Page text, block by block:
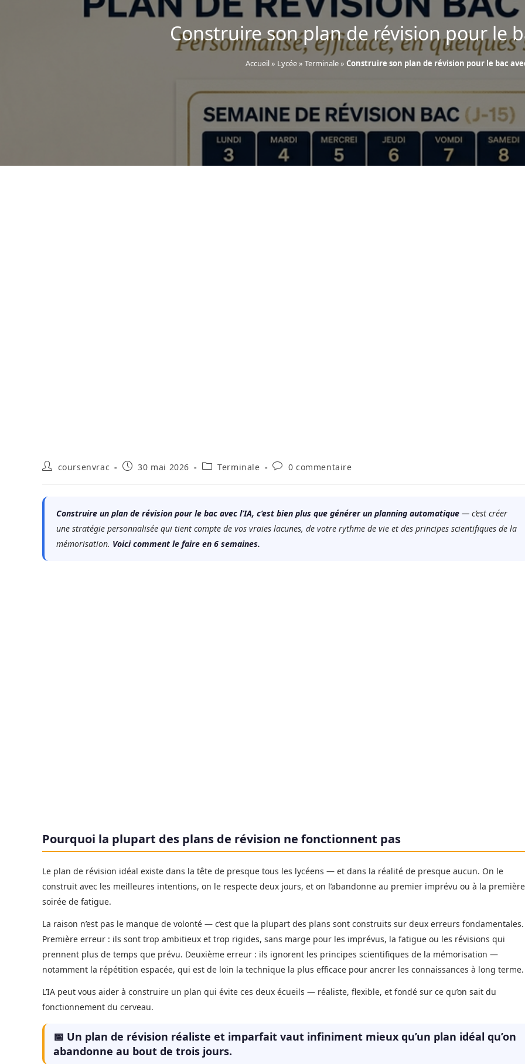
Construire son plan de révision pour le
Accueil» Lycée» Terminale» Construire son plan de révision pour le bac
Auteur/autrice
publication :
coursenvrac
Publication
30 mai 2026
PostTerminale
Commentaires
0 commentaire
Construire un plan de révision pour le bac avec l’IA, c’est bien plus que générer un planning automatique — c’est créer
une stratégie personnalisée qui tient compte de vos vraies lacunes, de votre rythme de vie et des principes scientifiques de la
mémorisation. Voici comment le faire en 6 semaines.
Pourquoi la plupart des plans de révision ne fonctionnent pas
Le plan de révision idéal existe dans la tête de presque tous les lycéens — et dans la réalité de presque aucun. On le
construit avec les meilleures intentions, on le respecte deux jours, et on l’abandonne au premier imprévu ou à la première
soirée de fatigue.
La raison n’est pas le manque de volonté — c’est que la plupart des plans sont construits sur deux erreurs fondamentales.
Première erreur : ils sont trop ambitieux et trop rigides, sans marge pour les imprévus, la fatigue ou les révisions qui
prennent plus de temps que prévu. Deuxième erreur : ils ignorent les principes scientifiques de la mémorisation —
notamment la répétition espacée, qui est de loin la technique la plus efficace pour ancrer les connaissances à long terme.
L’IA peut vous aider à construire un plan qui évite ces deux écueils — réaliste, flexible, et fondé sur ce qu’on sait du
fonctionnement du cerveau.
📅 Un plan de révision réaliste et imparfait vaut infiniment mieux qu’un plan idéal qu’on
abandonne au bout de trois jours.